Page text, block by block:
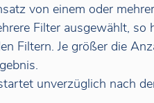
von einem oder
Filter ausgewählt,
Filtern. Je größer die
unverzüglich nach